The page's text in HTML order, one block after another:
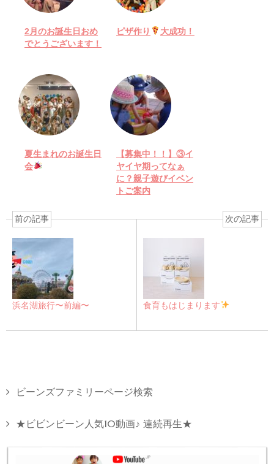
2月のお誕生日おめ
でとうございます！
ピザ作り 大成功！
夏生まれのお誕生日
会
【募集中！！】③イ
ヤイヤ期ってなぁ
に？親子遊びイベン
トご案内
前の記事
浜名湖旅行〜前編〜
次の記事
食育もはじまります
ビーンズファミリーページ検索
★ビビンビーン人気10動画♪ 連続再生★